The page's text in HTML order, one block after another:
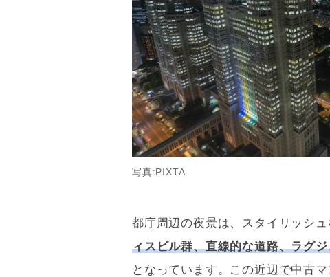
写真:PIXTA
都庁周辺の夜景は、スタイリッシュ
ィスビル群、直線的な道路、ラグ
となっています。この近辺で中古